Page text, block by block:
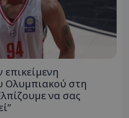
επικείμενη
Ολυμπιακού στη
να σας